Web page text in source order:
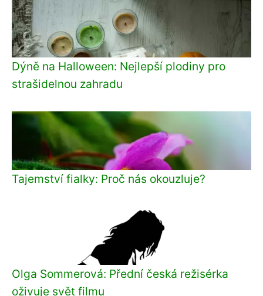
Dýně na Halloween: Nejlepší plodiny pro
strašidelnou zahradu
Tajemství fialky: Proč nás okouzluje?
Olga Sommerová: Přední česká režisérka
oživuje svět filmu